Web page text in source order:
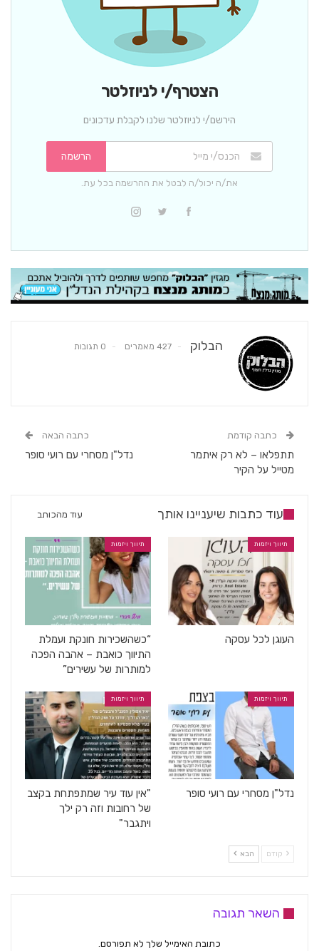
הצטרף/י לניוזלטר
הירשם/י לניוזלטר שלנו לקבלת עדכונים
הרשמה
את/ה יכול/ה לבטל את ההרשמה בכל עת.
הבלוק 427 מאמרים 0 תגובות
כתבה קודמת
תתפלאו – לא רק איתמר
מטייל על הקיר
כתבה הבאה
נדל"ן מסחרי עם רועי סופר
עוד כתבות שיעניינו אותך עוד מהכותב
תיווך ויזמות
העוגן לכל עסקה
תיווך ויזמות
“כשהשכירות חונקת ועמלת
התיווך כואבת – אהבה הפכה
למותרות של עשירים”
תיווך ויזמות
נדל"ן מסחרי עם רועי סופר
תיווך ויזמות
"אין עוד עיר שמתפתחת בקצב
של רחובות וזה רק ילך
ויתגבר"
קודם הבא
השאר תגובה
כתובת האימייל שלך לא תפורסם.